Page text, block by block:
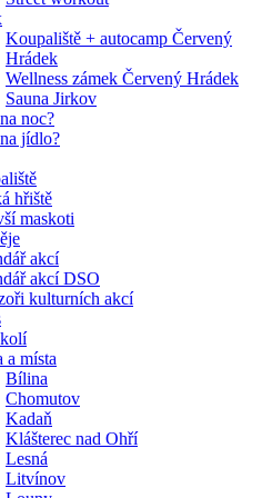
Koupaliště + autocamp Červený
Hrádek
Wellness zámek Červený Hrádek
Sauna Jirkov
noc?
jídlo?
hřiště
maskoti
akcí
akcí DSO
kulturních akcí
a místa
Bílina
Chomutov
Kadaň
Klášterec nad Ohří
Lesná
Litvínov